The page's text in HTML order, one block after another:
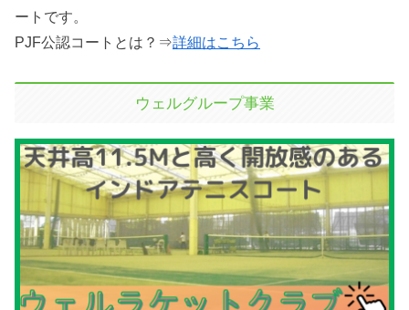
ートです。
PJF公認コートとは？⇒詳細はこちら
ウェルグループ事業